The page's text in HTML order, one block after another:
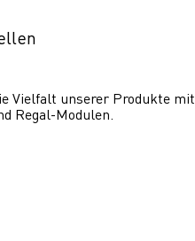
Vielfalt unserer Produkte mit
Regal-Modulen.